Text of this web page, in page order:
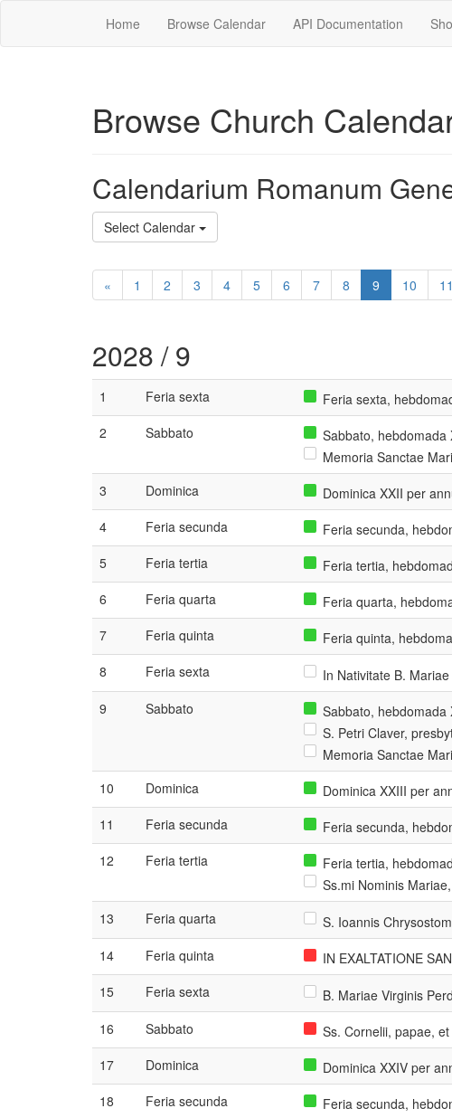
Home Browse Calendar API Documentation
Browse Church
Calendarium Romanum
Select Calendar
« 1 2 3 4 5 6 7 8 9 10 11
2028 / 9
1 Feria sexta
Feria sexta,
2
Sabbato
Sabbato,
Memoria Sanctae
3
Dominica
Dominica XXII per
4
Feria secunda
Feria secunda,
5
Feria tertia
Feria tertia,
6
Feria quarta
Feria quarta,
7
Feria quinta
Feria quinta,
8
Feria sexta
In Nativitate B.
9
Sabbato
Sabbato,
S. Petri Claver,
Memoria Sanctae
10
Dominica
Dominica XXIII per
11
Feria secunda
Feria secunda,
12
Feria tertia
Feria tertia,
Ss.mi Nominis
13
Feria quarta
S. Ioannis
14
Feria quinta
IN EXALTATIONE
15
Feria sexta
B. Mariae Virginis
16
Sabbato
Ss. Cornelii, papae,
17
Dominica
Dominica XXIV per
18
Feria secunda
Feria secunda,